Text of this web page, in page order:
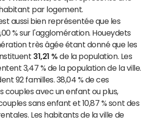
par logement.
aussi bien représentée que les
% sur l'agglomération. Houeydets
très âgée étant donné que les
31,21 % de la population. Les
3,47 % de la population de la ville.
92 familles. 38,04 % de ces
couples avec un enfant ou plus,
sans enfant et 10,87 % sont des
Les habitants de la ville de